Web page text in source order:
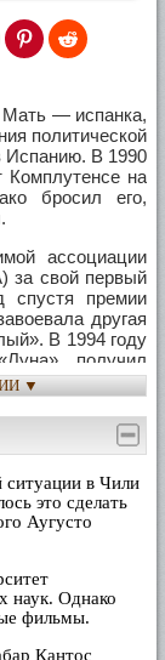
Мать — испанка,
политической
Испанию. В 1990
Комплутенсе на
бросил его,
ассоциации
за свой первый
спустя премии
другая
В 1994 году
получил
сценарий и
Аменабара,
Хосе Луис
этой картины.
триллера
наук
этого
на
критики на
получил
▼
ситуации в Чили
это сделать
Аугусто
наук. Однако
фильмы.
Кантос